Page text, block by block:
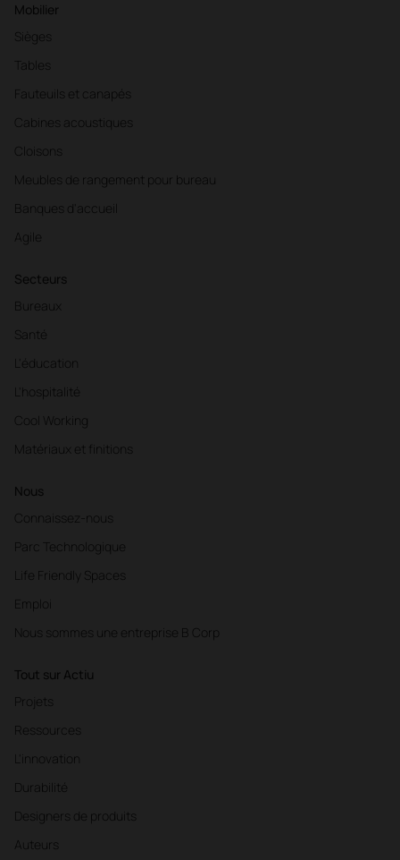
Mobilier
Sièges
Tables
Fauteuils et canapés
Cabines acoustiques
Cloisons
Meubles de rangement pour bureau
Banques d'accueil
Agile
Secteurs
Bureaux
Santé
L'éducation
L'hospitalité
Cool Working
Matériaux et finitions
Nous
Connaissez-nous
Parc Technologique
Life Friendly Spaces
Emploi
Nous sommes une entreprise B Corp
Tout sur Actiu
Projets
Ressources
L'innovation
Durabilité
Designers de produits
Auteurs